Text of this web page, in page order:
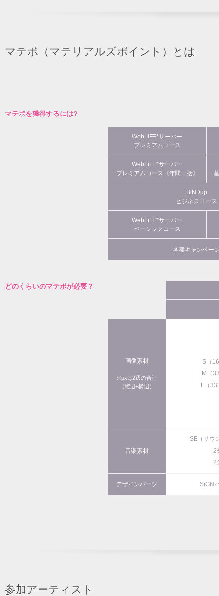
マテポ（マテリアルズポイント）とは
マテポを獲得するには?
WebLiFE*サーバー
プレミアムコース
WebLiFE*サーバー
プレミアムコース《年間一括》
BiNDup
ビジネスコース
WebLiFE*サーバー
ベーシックコース
各種キャンペー
どのくらいのマテポが必要？
画像素材
※pxは2辺の合計
（縦辺+横辺）
S（
M（
L（
音楽素材
SE（サウ
2
2
デザインパーツ SiGN
参加アーティスト